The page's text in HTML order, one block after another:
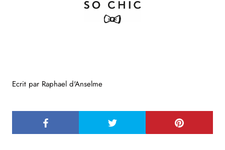
Ecrit par Raphael d'Anselme